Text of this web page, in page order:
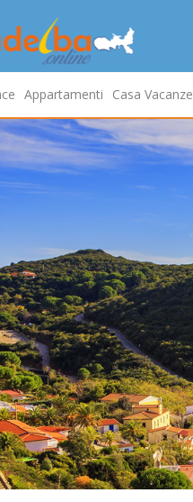
Appartamenti Casa Vacanze